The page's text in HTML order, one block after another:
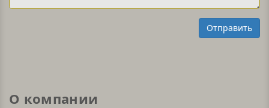
Отправить
О компании